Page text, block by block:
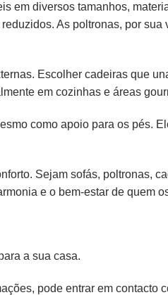
em diversos tamanhos,
As poltronas, por
Escolher cadeiras que
em cozinhas e áreas
como apoio para os pés.
Sejam sofás, poltronas,
e o bem-estar de quem
a sua casa.
pode entrar em contacto